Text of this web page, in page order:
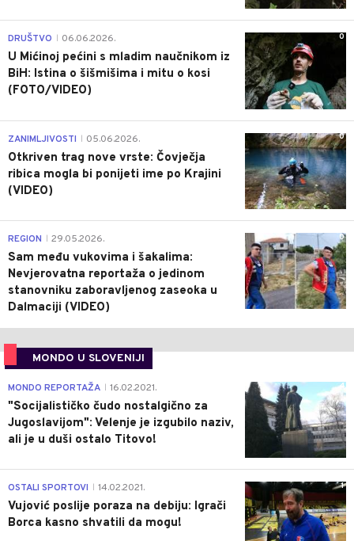
0
DRUŠTVO 06.06.2026.
U Mićinoj pećini s mladim naučnikom iz
BiH: Istina o šišmišima i mitu o kosi
(FOTO/VIDEO)
0
ZANIMLJIVOSTI 05.06.2026.
Otkriven trag nove vrste: Čovječja
ribica mogla bi ponijeti ime po Krajini
(VIDEO)
0
REGION 29.05.2026.
Sam među vukovima i šakalima:
Nevjerovatna reportaža o jedinom
stanovniku zaboravljenog zaseoka u
Dalmaciji (VIDEO)
MONDO U SLOVENIJI
4
MONDO REPORTAŽA 16.02.2021.
"Socijalističko čudo nostalgično za
Jugoslavijom": Velenje je izgubilo naziv,
ali je u duši ostalo Titovo!
1
OSTALI SPORTOVI 14.02.2021.
Vujović poslije poraza na debiju: Igrači
Borca kasno shvatili da mogu!